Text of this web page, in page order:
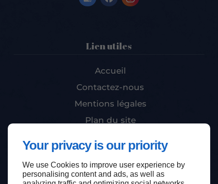
Your privacy is our priority
We use Cookies to improve user experience by
personalising content and ads, as well as
Lien utiles
Accueil
Contactez-nous
Mentions légales
Plan du site
Haut de page